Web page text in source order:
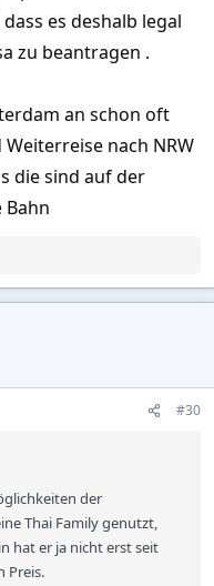
es deshalb legal
zu beantragen .
an schon oft
nach NRW
die sind auf der
Bahn
#30
der
Thai Family genutzt,
hat er ja nicht erst seit
Preis.